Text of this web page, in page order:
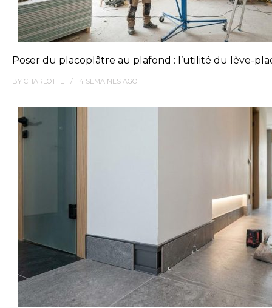
Poser du placoplâtre au plafond : l’utilité du lève-
BY CHARLOTTE 4 SEMAINES AGO